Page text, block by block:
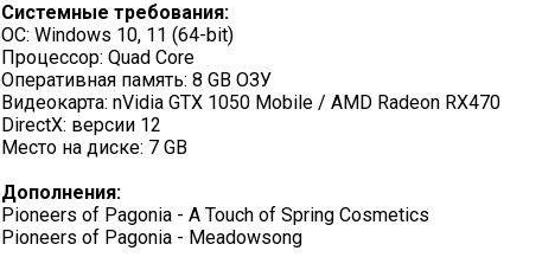
Системные требования:
ОС: Windows 10, 11 (64-bit)
Процессор: Quad Core
Оперативная память: 8 GB ОЗУ
Видеокарта: nVidia GTX 1050 Mobile / AMD Radeon RX470
DirectX: версии 12
Место на диске: 7 GB
Дополнения:
Pioneers of Pagonia - A Touch of Spring Cosmetics
Pioneers of Pagonia - Meadowsong